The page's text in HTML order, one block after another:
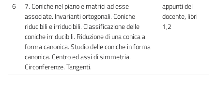
6
7. Coniche nel piano e matrici ad esse
associate. Invarianti ortogonali. Coniche
riducibili e irriducibili. Classificazione delle
coniche irriducibili. Riduzione di una conica a
forma canonica. Studio delle coniche in forma
canonica. Centro ed assi di simmetria.
Circonferenze. Tangenti.
appunti del
docente, libri
1,2